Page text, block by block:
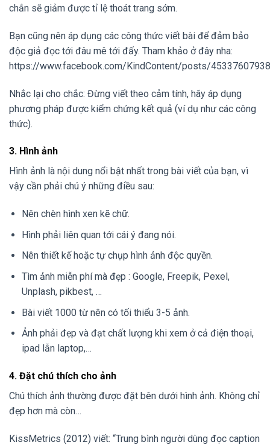
chắn sẽ giảm được tỉ lệ thoát trang sớm.
Bạn cũng nên áp dụng các công thức viết bài để đảm bảo
độc giả đọc tới đâu mê tới đấy. Tham khảo ở đây nha:
https://www.facebook.com/KindContent/posts/
Nhắc lại cho chắc: Đừng viết theo cảm tính, hãy áp dụng
phương pháp được kiểm chứng kết quả (ví dụ như các công
thức).
3. Hình ảnh
Hình ảnh là nội dung nổi bật nhất trong bài viết của bạn, vì
vậy cần phải chú ý những điều sau:
Nên chèn hình xen kẽ chữ.
Hình phải liên quan tới cái ý đang nói.
Nên thiết kế hoặc tự chụp hình ảnh độc quyền.
Tìm ảnh miễn phí mà đẹp : Google, Freepik, Pexel,
Unplash, pikbest, …
Bài viết 1000 từ nên có tối thiểu 3-5 ảnh.
Ảnh phải đẹp và đạt chất lượng khi xem ở cả điện thoại,
ipad lẫn laptop,…
4. Đặt chú thích cho ảnh
Chú thích ảnh thường được đặt bên dưới hình ảnh. Không chỉ
đẹp hơn mà còn…
KissMetrics (2012) viết: “Trung bình người dùng đọc caption